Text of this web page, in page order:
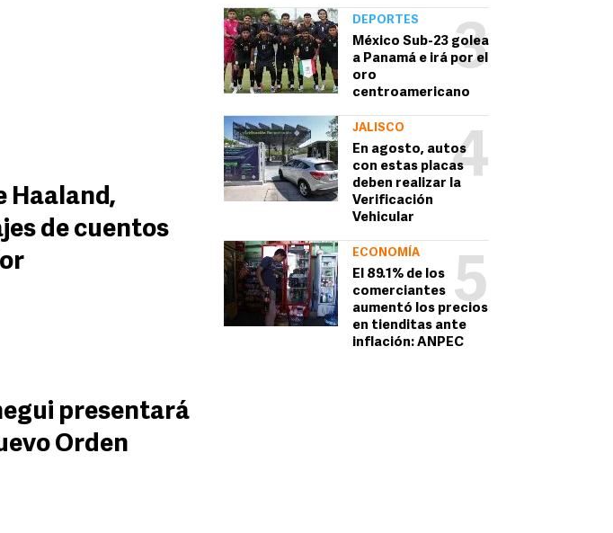
3
DEPORTES
México Sub-23 golea
a Panamá e irá por el
oro
centroamericano
4
JALISCO
En agosto, autos
con estas placas
deben realizar la
Verificación
Vehicular
5
ECONOMÍA
El 89.1% de los
comerciantes
aumentó los precios
en tienditas ante
inflación: ANPEC
Haaland,
de cuentos
presentará
Orden